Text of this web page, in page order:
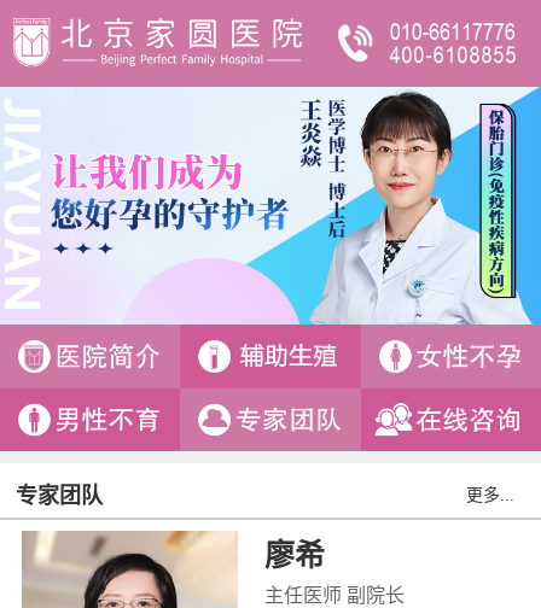
专家团队 更多...
廖希
主任医师 副院长